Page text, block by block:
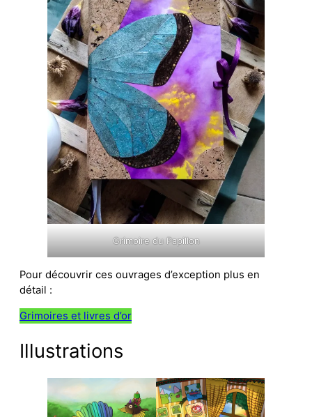
Grimoire du Papillon
Pour découvrir ces ouvrages d’exception plus en
détail :
Grimoires et livres d’or
Illustrations